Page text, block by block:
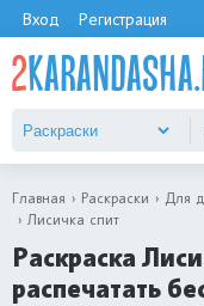
Вход Регистрация
Главная Раскраски Для
Лисичка спит
Раскраска
распечатать